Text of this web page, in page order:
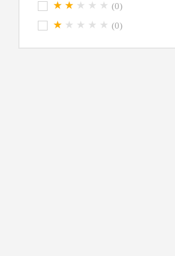
(0)
(0)